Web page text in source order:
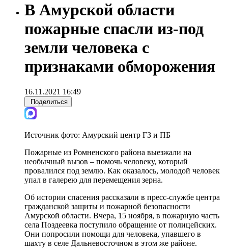
В Амурской области
пожарные спасли из-под
земли человека с
признаками обморожения
16.11.2021 16:49
Поделиться
Источник фото: Амурский центр ГЗ и ПБ
Пожарные из Ромненского района выезжали на
необычный вызов – помочь человеку, который
провалился под землю. Как оказалось, молодой человек
упал в галерею для перемещения зерна.
Об истории спасения рассказали в пресс-службе центра
гражданской защиты и пожарной безопасности
Амурской области. Вчера, 15 ноября, в пожарную часть
села Поздеевка поступило обращение от полицейских.
Они попросили помощи для человека, упавшего в
шахту в селе Дальневосточном в этом же районе.